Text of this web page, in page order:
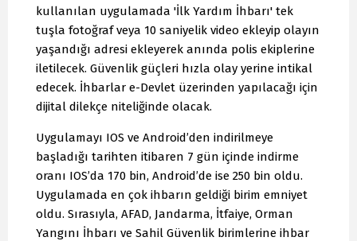
kullanılan uygulamada 'İlk Yardım İhbarı' tek
tuşla fotoğraf veya 10 saniyelik video ekleyip olayın
yaşandığı adresi ekleyerek anında polis ekiplerine
iletilecek. Güvenlik güçleri hızla olay yerine intikal
edecek. İhbarlar e-Devlet üzerinden yapılacağı için
dijital dilekçe niteliğinde olacak.
Uygulamayı IOS ve Android’den indirilmeye
başladığı tarihten itibaren 7 gün içinde indirme
oranı IOS’da 170 bin, Android’de ise 250 bin oldu.
Uygulamada en çok ihbarın geldiği birim emniyet
oldu. Sırasıyla, AFAD, Jandarma, İtfaiye, Orman
Yangını İhbarı ve Sahil Güvenlik birimlerine ihbar